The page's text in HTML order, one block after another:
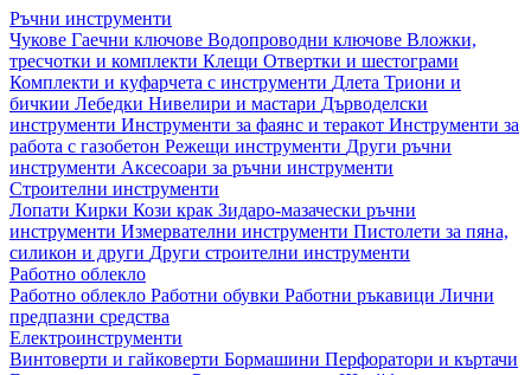
Ръчни инструменти
Чукове Гаечни ключове Водопроводни ключове Вложки,
тресчотки и комплекти Клещи Отвертки и шестограми
Комплекти и куфарчета с инструменти Длета Триони и
бичкии Лебедки Нивелири и мастари Дърводелски
инструменти Инструменти за фаянс и теракот Инструменти за
работа с газобетон Режещи инструменти Други ръчни
инструменти Аксесоари за ръчни инструменти
Строителни инструменти
Лопати Кирки Кози крак Зидаро-мазачески ръчни
инструменти Измервателни инструменти Пистолети за пяна,
силикон и други Други строителни инструменти
Работно облекло
Работно облекло Работни обувки Работни ръкавици Лични
предпазни средства
Електроинструменти
Винтоверти и гайковерти Бормашини Перфоратори и къртачи